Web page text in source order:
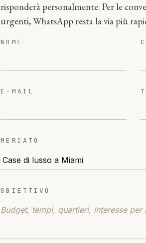
risponderà personalmente. Per le
urgenti, WhatsApp resta la via più
NOME
E-MAIL
MERCATO
OBIETTIVO